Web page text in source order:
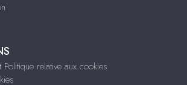
relative aux cookies